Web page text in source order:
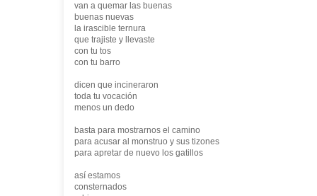
van a quemar las buenas
buenas nuevas
la irascible ternura
que trajiste y llevaste
con tu tos
con tu barro
dicen que incineraron
toda tu vocación
menos un dedo
basta para mostrarnos el camino
para acusar al monstruo y sus tizones
para apretar de nuevo los gatillos
así estamos
consternados